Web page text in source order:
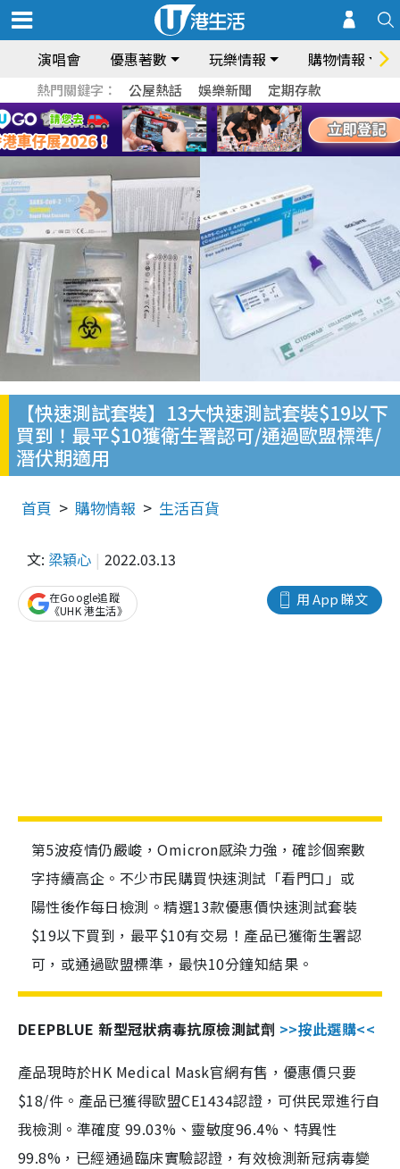
演唱會 優惠著數 玩樂情報 購物情報
熱門關鍵字： 公屋熱話 娛樂新聞 定期存款
【快速測試套裝】13大快速測試套裝$19以下
買到！最平$10獲衛生署認可/通過歐盟標準/
潛伏期適用
首頁 購物情報 生活百貨
文: 梁穎心 2022.03.13
用 App 睇文
在Google追蹤
《UHK 港生活》
第5波疫情仍嚴峻，Omicron感染力強，確診個案數
字持續高企。不少市民購買快速測試「看門口」或
陽性後作每日檢測。精選13款優惠價快速測試套裝
$19以下買到，最平$10有交易！產品已獲衛生署認
可，或通過歐盟標準，最快10分鐘知結果。
DEEPBLUE 新型冠狀病毒抗原檢測試劑 >>按此選購<<
產品現時於HK Medical Mask官網有售，優惠價只要
$18/件。產品已獲得歐盟CE1434認證，可供民眾進行自
我檢測。準確度 99.03%、靈敏度96.4%、特異性
99.8%，已經通過臨床實驗認證，有效檢測新冠病毒變